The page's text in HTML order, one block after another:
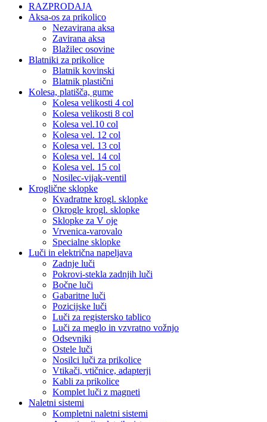
RAZPRODAJA
Aksa-os za prikolico
Nezavirana aksa
Zavirana aksa
Blažilec osovine
Blatniki za prikolice
Blatnik kovinski
Blatnik plastični
Kolesa, platišča, gume
Kolesa velikosti 4 col
Kolesa velikosti 8 col
Kolesa vel.10 col
Kolesa vel. 12 col
Kolesa vel. 13 col
Kolesa vel. 14 col
Kolesa vel. 15 col
Nosilec-vijak-ventil
Kroglične sklopke
Kvadratne krogl. sklopke
Okrogle krogl. sklopke
Sklopke za V oje
Vrvenica-varovalo
Specialne sklopke
Luči in električna napeljava
Zadnje luči
Pokrovi-stekla zadnjih luči
Bočne luči
Gabaritne luči
Pozicijske luči
Luči za registersko tablico
Luči za meglo in vzvratno vožnjo
Odsevniki
Ostele luči
Nosilci luči za prikolice
Vtikači, vtičnice, adapterji
Kabli za prikolice
Komplet luči z magneti
Naletni sistemi
Kompletni naletni sistemi